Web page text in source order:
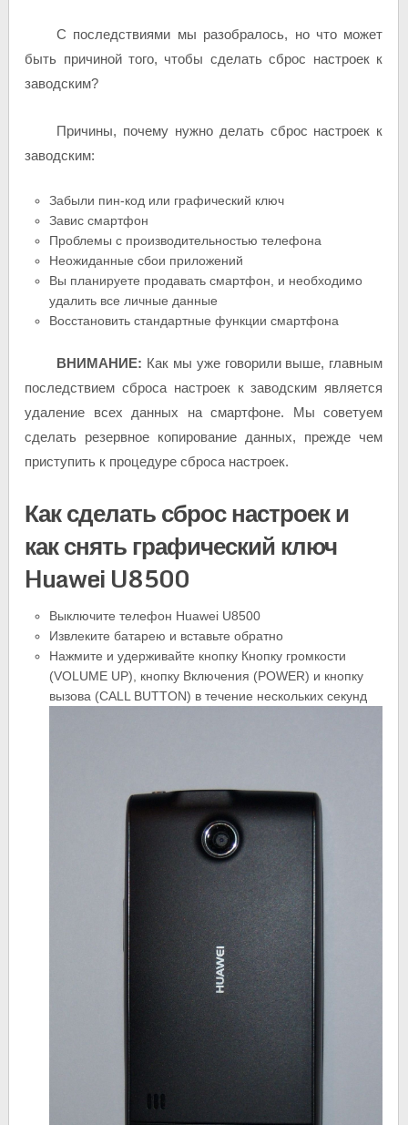
С последствиями мы разобралось, но что может
быть причиной того, чтобы сделать сброс настроек к
заводским?
Причины, почему нужно делать сброс настроек к
заводским:
Забыли пин-код или графический ключ
Завис смартфон
Проблемы с производительностью телефона
Неожиданные сбои приложений
Вы планируете продавать смартфон, и необходимо
удалить все личные данные
Восстановить стандартные функции смартфона
ВНИМАНИЕ: Как мы уже говорили выше, главным
последствием сброса настроек к заводским является
удаление всех данных на смартфоне. Мы советуем
сделать резервное копирование данных, прежде чем
приступить к процедуре сброса настроек.
Как сделать сброс настроек и
как снять графический ключ
Huawei U8500
Выключите телефон Huawei U8500
Извлеките батарею и вставьте обратно
Нажмите и удерживайте кнопку Кнопку громкости
(VOLUME UP), кнопку Включения (POWER) и кнопку
вызова (CALL BUTTON) в течение нескольких секунд